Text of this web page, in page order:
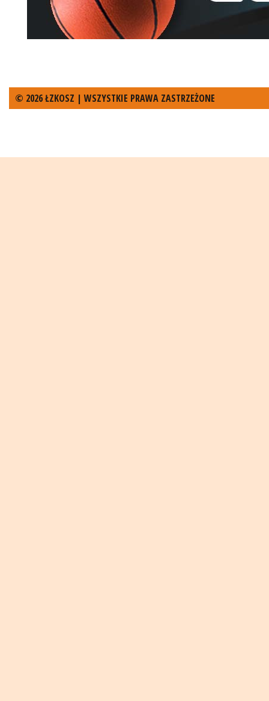
© 2026 ŁZKOSZ | WSZYSTKIE PRAWA ZASTRZEŻONE